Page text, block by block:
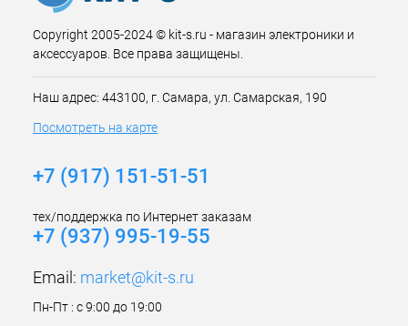
Copyright 2005-2024 © kit-s.ru - магазин электроники и
аксессуаров. Все права защищены.
Наш адрес: 443100, г. Самара, ул. Самарская, 190
Посмотреть на карте
+7 (917) 151-51-51
тех/поддержка по Интернет заказам
+7 (937) 995-19-55
Email: market@kit-s.ru
Пн-Пт : с 9:00 до 19:00